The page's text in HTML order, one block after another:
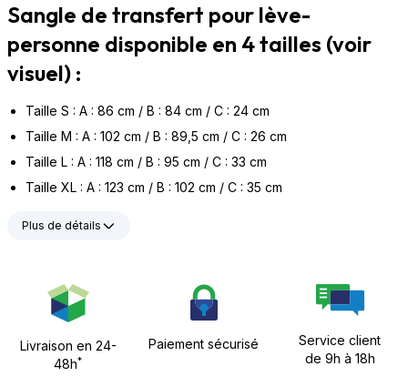
Sangle de transfert pour lève-
personne disponible en 4 tailles (voir
visuel) :
Taille S : A : 86 cm / B : 84 cm / C : 24 cm
Taille M : A : 102 cm / B : 89,5 cm / C : 26 cm
Taille L : A : 118 cm / B : 95 cm / C : 33 cm
Taille XL : A : 123 cm / B : 102 cm / C : 35 cm
Plus de détails
Livraison en 24-
48h*
Paiement sécurisé
Service client
de 9h à 18h